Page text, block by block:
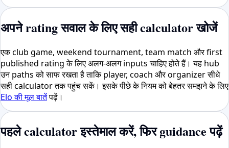
अपने rating सवाल के लिए सही calculator खोजें
एक club game, weekend tournament, team match और first
published rating के लिए अलग-अलग inputs चाहिए होते हैं। यह hub
उन paths को साफ रखता है ताकि player, coach और organizer सीधे
सही calculator तक पहुंच सकें। इसके पीछे के नियम को बेहतर समझने के लिए
Elo की मूल बातेंपढ़ें।
पहले calculator इस्तेमाल करें, फिर guidance पढ़ें